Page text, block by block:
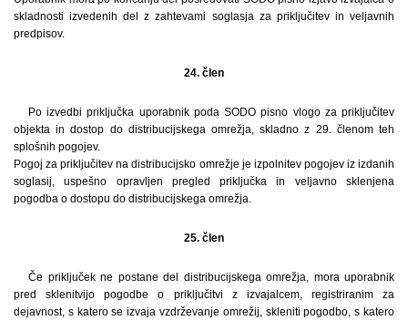
skladnosti izvedenih del z zahtevami soglasja za priključitev in veljavnih
predpisov.
24. člen
Po izvedbi priključka uporabnik poda SODO pisno vlogo za priključitev
objekta in dostop do distribucijskega omrežja, skladno z 29. členom teh
splošnih pogojev.
Pogoj za priključitev na distribucijsko omrežje je izpolnitev pogojev iz izdanih
soglasij, uspešno opravljen pregled priključka in veljavno sklenjena
pogodba o dostopu do distribucijskega omrežja.
25. člen
Če priključek ne postane del distribucijskega omrežja, mora uporabnik
pred sklenitvijo pogodbe o priključitvi z izvajalcem, registriranim za
dejavnost, s katero se izvaja vzdrževanje omrežij, skleniti pogodbo, s katero